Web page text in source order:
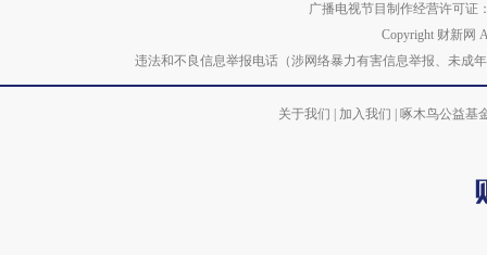
广播电视节目制作经营许可证
Copyright 财新网
违法和不良信息举报电话（涉网络暴力有害信息举报、未成
关于我们 加入我们 啄木鸟公益基